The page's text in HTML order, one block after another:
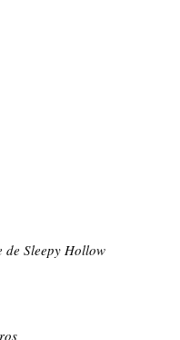
de Sleepy Hollow